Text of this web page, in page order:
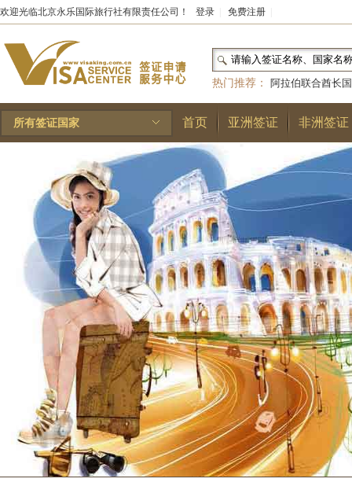
欢迎光临北京永乐国际旅行社有限责任公司！ 登录 免费注册
热门推荐：
阿拉伯联合酋长国
和国|布基纳法索|巴勒斯坦
林王国|安道尔公国|
所有签证国家 首页 亚洲签证 非洲签证